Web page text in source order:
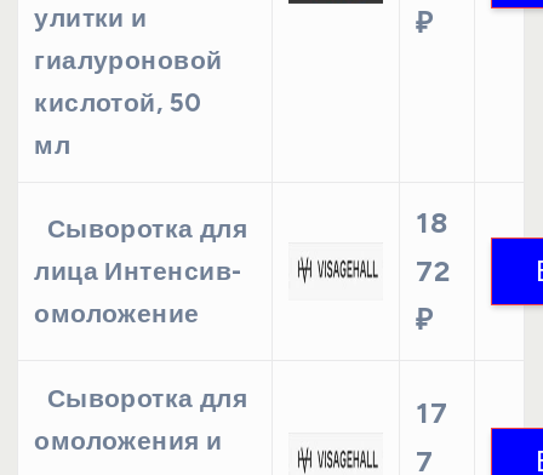
улитки и
гиалуроновой
кислотой, 50
мл
₽
Сыворотка для
лица Интенсив-
омоложение
18
72
₽
Сыворотка для
омоложения и
17
7